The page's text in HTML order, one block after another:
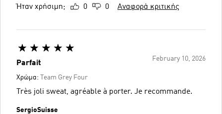
Ήταν χρήσιμη; 0 0 Αναφορά κριτικής
February 10, 2026
Parfait
Χρώμα: Team Grey Four
Très joli sweat, agréable à porter. Je recommande.
SergioSuisse